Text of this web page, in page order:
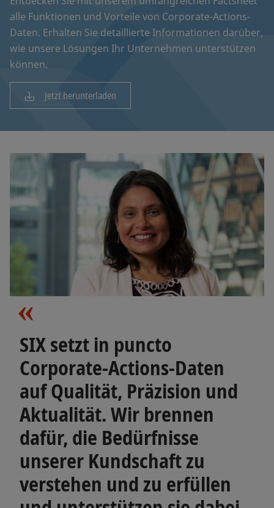
alle Funktionen und Vorteile von Corporate-Actions-
Daten. Erhalten Sie detaillierte Informationen darüber,
wie unsere Lösungen Ihr Unternehmen unterstützen
können.
Jetzt herunterladen
SIX setzt in puncto
Corporate-Actions-Daten
auf Qualität, Präzision und
Aktualität. Wir brennen
dafür, die Bedürfnisse
unserer Kundschaft zu
verstehen und zu erfüllen